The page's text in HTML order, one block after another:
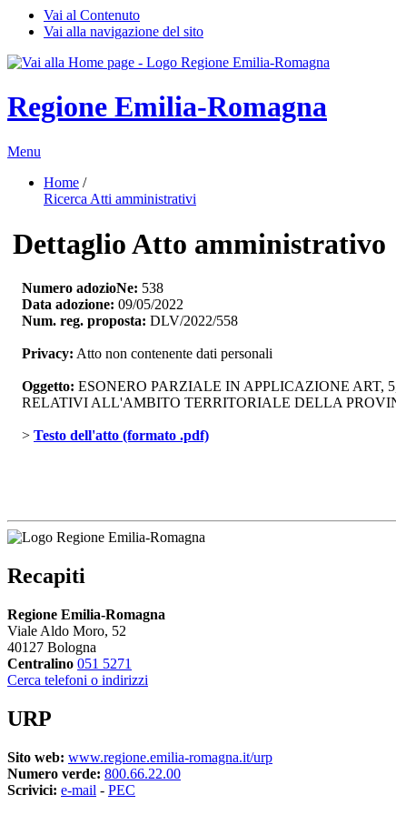
Vai al Contenuto
Vai alla navigazione del sito
Regione Emilia-Romagna
Menu
Home /
Ricerca Atti amministrativi
Dettaglio Atto amministrativo
Numero adozioNe: 538
Data adozione: 09/05/2022
Num. reg. proposta: DLV/2022/558
Privacy: Atto non contenente dati personali
Oggetto: ESONERO PARZIALE IN APPLICAZIONE ART,
RELATIVI ALL'AMBITO TERRITORIALE DELLA
> Testo dell'atto (formato .pdf)
Recapiti
Regione Emilia-Romagna
Viale Aldo Moro, 52
40127 Bologna
Centralino 051 5271
Cerca telefoni o indirizzi
URP
Sito web: www.regione.emilia-romagna.it/urp
Numero verde: 800.66.22.00
Scrivici: e-mail - PEC